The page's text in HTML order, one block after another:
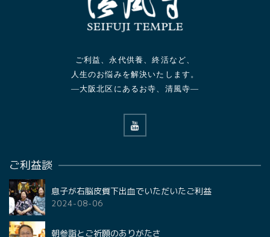
ご利益、永代供養、終活など、
人生のお悩みを解決いたします。
—大阪北区にあるお寺、清風寺—
ご利益談
息子が右脳皮質下出血でいただいたご利益
2024-08-06
朝参詣とご祈願のありがたさ